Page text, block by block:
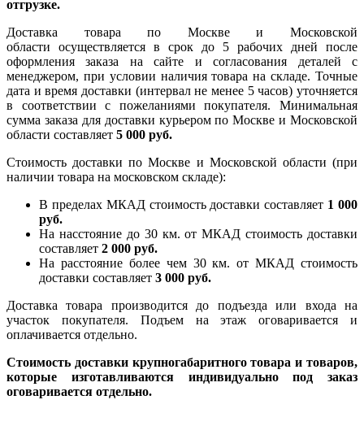
отгрузке.
Доставка товара по Москве и Московской
области осуществляется в срок до 5 рабочих дней после
оформления заказа на сайте и согласования деталей с
менеджером, при условии наличия товара на складе. Точные
дата и время доставки (интервал не менее 5 часов) уточняется
в соответствии с пожеланиями покупателя. Минимальная
сумма заказа для доставки курьером по Москве и Московской
области составляет 5 000 руб.
Стоимость доставки по Москве и Московской области (при
наличии товара на московском складе):
В пределах МКАД стоимость доставки составляет 1 000
руб.
На насcтояние до 30 км. от МКАД стоимость доставки
составляет 2 000 руб.
На расстояние более чем 30 км. от МКАД стоимость
доставки составляет 3 000 руб.
Доставка товара производится до подъезда или входа на
участок покупателя. Подъем на этаж оговаривается и
оплачивается отдельно.
Стоимость доставки крупногабаритного товара и товаров,
которые изготавливаются индивидуально под заказ
оговаривается отдельно.